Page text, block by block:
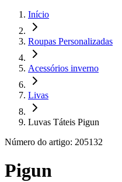
Início
Roupas Personalizadas
Acessórios inverno
Livas
Luvas Táteis Pigun
Número do artigo: 205132
Pigun